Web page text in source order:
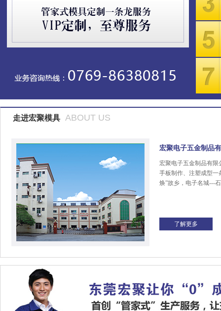
走进宏聚模具 ABOUT US
宏聚电子五金制品
宏聚电子五金制品有限
手板制作、注塑成型一
焕”故乡，电子名城---
了解更多